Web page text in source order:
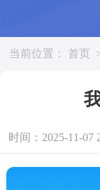
当前位置： 首页
时间：2025-11-07